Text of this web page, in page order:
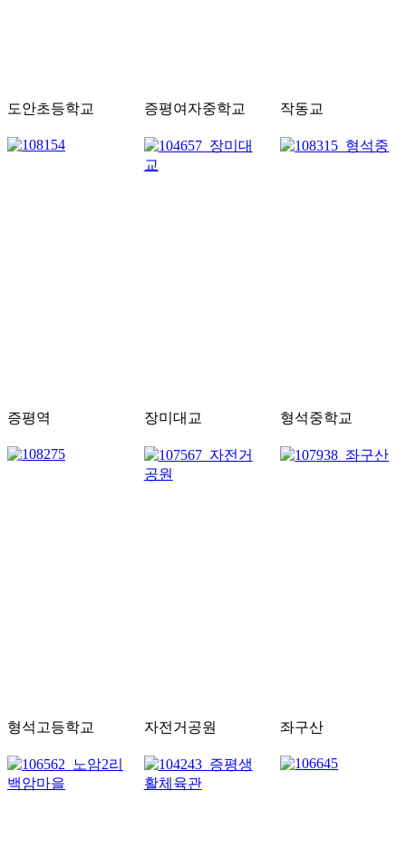
도안초등학교 증평여자중학교 작동교
증평역 장미대교 형석중학교
형석고등학교 자전거공원 좌구산